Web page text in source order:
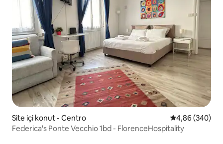
Site içi konut - Centro 5 üzerinden
4,86 (340)
Federica's Ponte Vecchio 1bd - FlorenceHospitality